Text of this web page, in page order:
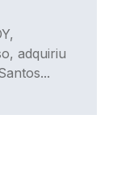
adquiriu